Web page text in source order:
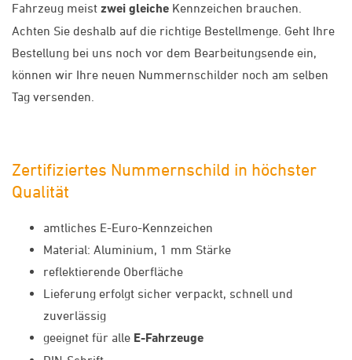
Fahrzeug meist zwei gleiche Kennzeichen brauchen.
Achten Sie deshalb auf die richtige Bestellmenge. Geht Ihre
Bestellung bei uns noch vor dem Bearbeitungsende ein,
können wir Ihre neuen Nummernschilder noch am selben
Tag versenden.
Zertifiziertes Nummernschild in höchster
Qualität
amtliches E-Euro-Kennzeichen
Material: Aluminium, 1 mm Stärke
reflektierende Oberfläche
Lieferung erfolgt sicher verpackt, schnell und
zuverlässig
geeignet für alle E-Fahrzeuge